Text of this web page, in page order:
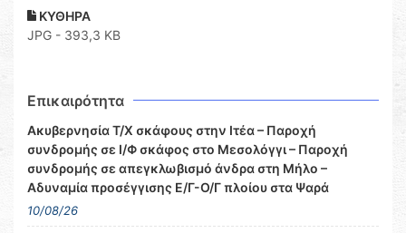
ΚΥΘΗΡΑ
JPG - 393,3 KB
Επικαιρότητα
Ακυβερνησία Τ/Χ σκάφους στην Ιτέα – Παροχή
συνδρομής σε Ι/Φ σκάφος στο Μεσολόγγι – Παροχή
συνδρομής σε απεγκλωβισμό άνδρα στη Μήλο –
Αδυναμία προσέγγισης Ε/Γ-Ο/Γ πλοίου στα Ψαρά
10/08/26